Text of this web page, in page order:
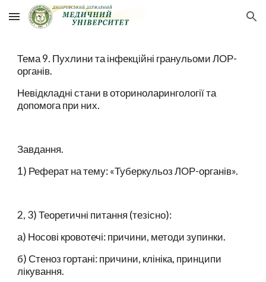
Skip to main content Skip to navigation
Тема 9. Пухлини та інфекційні гранульоми ЛОР-
органів.
Невідкладні стани в оториноларингології та
допомога при них.
Завдання.
1) Реферат на тему: «Туберкульоз ЛОР-органів».
2, 3) Теоретичні питання (тезісно):
а) Носові кровотечі: причини, методи зупинки.
б) Стеноз гортані: причини, клініка, принципи
лікування.